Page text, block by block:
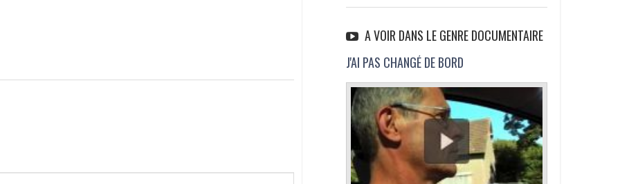
A VOIR DANS LE GENRE DOCUMENTAIRE
J'AI PAS CHANGÉ DE BORD